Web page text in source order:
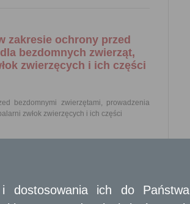
zakresie ochrony przed
bezdomnych zwierząt,
zwierzęcych i ich części
bezdomnymi zwierzętami, prowadzenia
zwłok zwierzęcych i ich części
i porządku w gminach, rada gminy określa,
ubiegający się o uzyskanie zezwolenia
prowadzenia schronisk dla bezdomnych
dostosowania ich do Państwa